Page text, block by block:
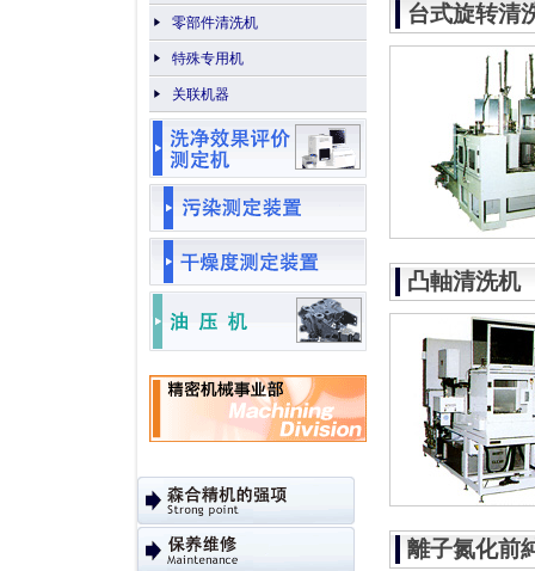
台式旋转清
凸軸清洗机
離子氮化前
零部件清洗机
特殊专用机
关联机器